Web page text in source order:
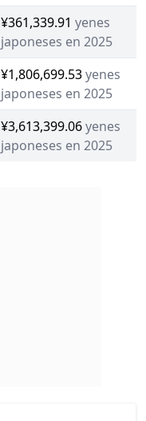
¥361,339.91 yenes
japoneses en 2025
¥1,806,699.53yenes
japoneses en 2025
¥3,613,399.06yenes
japoneses en 2025